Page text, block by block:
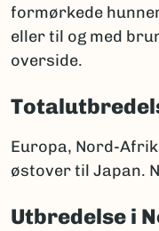
formørkede
eller til og med
overside.
Europa, Nord-
østover til Japan.
Utbredelse i